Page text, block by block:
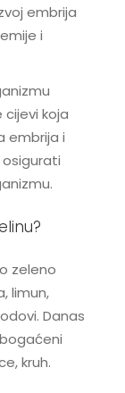
embrija
i
koja
embrija i
zeleno
limun,
Danas
kruh.